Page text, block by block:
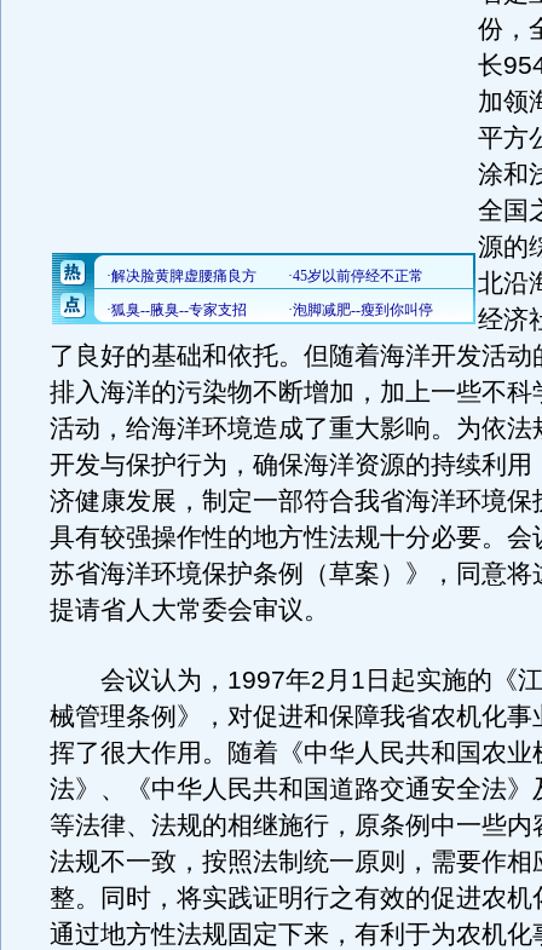
份，
长
加领
平方
涂和
全国
源的
北沿
经济
了良好的基础和依托。但随着海洋开发活动
排入海洋的污染物不断增加，加上一些不科
活动，给海洋环境造成了重大影响。为依法
开发与保护行为，确保海洋资源的持续利用
济健康发展，制定一部符合我省海洋环境保
具有较强操作性的地方性法规十分必要。会
苏省海洋环境保护条例（草案）》，同意将
提请省人大常委会审议。
会议认为，1997年2月1日起实施的《
械管理条例》，对促进和保障我省农机化事
挥了很大作用。随着《中华人民共和国农业
法》、《中华人民共和国道路交通安全法》
等法律、法规的相继施行，原条例中一些内
法规不一致，按照法制统一原则，需要作相
整。同时，将实践证明行之有效的促进农机
通过地方性法规固定下来，有利于为农机化